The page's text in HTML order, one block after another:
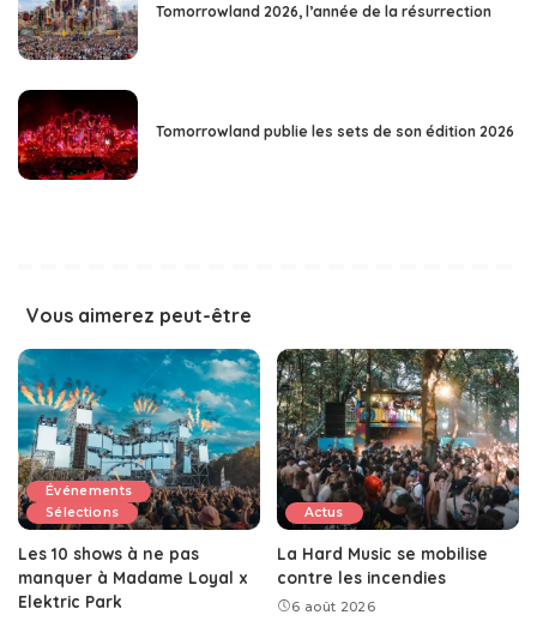
Tomorrowland 2026, l’année de la résurrection
Tomorrowland publie les sets de son édition 2026
Vous aimerez peut-être
Événements
Sélections
Les 10 shows à ne pas
manquer à Madame Loyal x
Elektric Park
Actus
La Hard Music se mobilise
contre les incendies
6 août 2026